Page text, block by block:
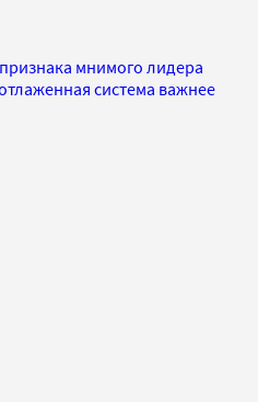
мнимого лидера
система важнее